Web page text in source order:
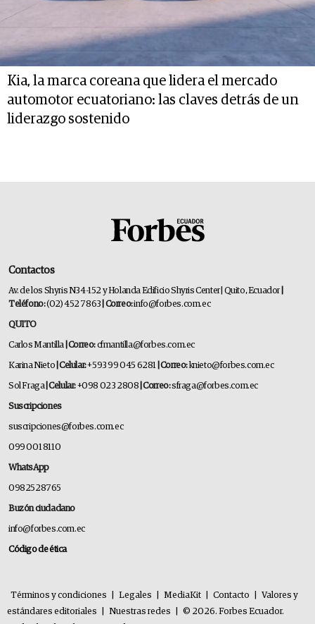
Kia, la marca coreana que lidera el mercado
automotor ecuatoriano: las claves detrás de un
liderazgo sostenido
Contactos
Av. de los Shyris N34-152 y Holanda Edificio Shyris Center | Quito, Ecuador
Teléfono:(02) 452 7863 | Correo:info@forbes.com.ec
QUITO
Carlos Mantilla | Correo:cfmantilla@forbes.com.ec
Karina Nieto | Celular:+593 99 045 6281 | Correo:knieto@forbes.com.ec
Sol Fraga| Celular:+098 023 2808 | Correo:sfraga@forbes.com.ec
Suscripciones
suscripciones@forbes.com.ec
099 001 8110
WhatsApp
0982528765
Buzón ciudadano
info@forbes.com.ec
Código de ética
Términos y condiciones Legales MediaKit Contacto
Valores y
estándares editoriales
Nuestras redes
© 2026. Forbes Ecuador.